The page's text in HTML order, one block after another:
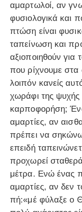
αμαρτωλοί, αν
φυσιολογικά και
πτώση είναι
ταπείνωση και
αξιοποιηθούν για
που ρίχνουμε στα
λοιπόν κανείς
χωράφι της ψυχής
καρποφορήση;
αμαρτίες, αν
πρέπει να
επειδή
προχωρεί
μέτρα. Ενώ ένας
αμαρτίες, αν δεν
πή:«μέ φύλαξε ο